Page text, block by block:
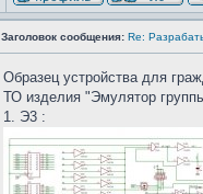
Заголовок сообщения: Re:
Образец устройства для
ТО изделия "Эмулятор
1. Э3 :